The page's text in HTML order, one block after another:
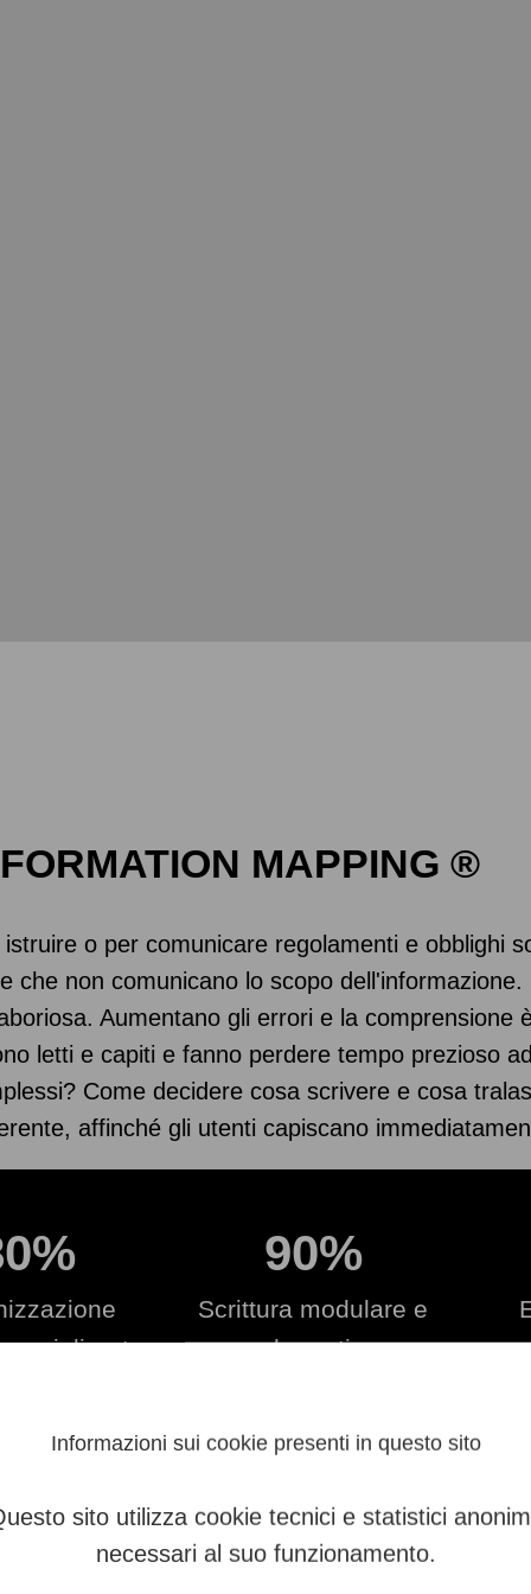
MAPPING ®
o per comunicare regolamenti e obblighi
che non comunicano lo scopo
Aumentano gli errori e la comprensione
letti e capiti e fanno perdere tempo prezioso
Come decidere cosa scrivere e cosa
affinché gli utenti capiscano
migliorata
90%
Scrittura modulare e
schematica
Informazioni sui cookie presenti in questo sito
sito utilizza cookie tecnici e statistici
necessari al suo funzionamento.